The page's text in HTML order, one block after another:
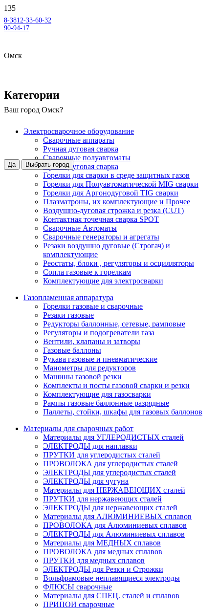
8-3812-33-60-32
90-94-17
Омск
Ваш город Омск?
Да Выбрать город
Категории
Электросварочное оборудование
Сварочные аппараты
Ручная дуговая сварка
Сварочные полуавтоматы
Аргонодуговая сварка
Горелки для сварки в среде защитных газов
Горелки для Полуавтоматической MIG сварки
Горелки для Аргонодуговой TIG сварки
Плазматроны, их комплектующие и Прочее
Воздушно-дуговая строжка и резка (CUT)
Контактная точечная сварка SPOT
Сварочные Автоматы
Сварочные генераторы и агрегаты
Резаки воздушно дуговые (Строгач) и
комплектующие
Реостаты, блоки , регуляторы и осцилляторы
Сопла газовые к горелкам
Комплектующие для электросварки
Газопламенная аппаратура
Горелки газовые и сварочные
Резаки газовые
Редукторы баллонные, сетевые, рамповые
Регуляторы и подогреватели газа
Вентили, клапаны и затворы
Газовые баллоны
Рукава газовые и пневматические
Манометры для редукторов
Машины газовой резки
Комплекты и посты газовой сварки и резки
Комплектующие для газосварки
Рампы газовые баллонные разрядные
Паллеты, стойки, шкафы для газовых баллонов
Материалы для сварочных работ
Материалы для УГЛЕРОДИСТЫХ сталей
ЭЛЕКТРОДЫ для наплавки
ПРУТКИ для углеродистых сталей
ПРОВОЛОКА для углеродистых сталей
ЭЛЕКТРОДЫ для углеродистых сталей
ЭЛЕКТРОДЫ для чугуна
Материалы для НЕРЖАВЕЮЩИХ сталей
ПРУТКИ для нержавеющих сталей
ЭЛЕКТРОДЫ для нержавеющих сталей
Материалы для АЛЮМИНИЕВЫХ сплавов
ПРОВОЛОКА для Алюминиевых сплавов
ЭЛЕКТРОДЫ для Алюминиевых сплавов
Материалы для МЕДНЫХ сплавов
ПРОВОЛОКА для медных сплавов
ПРУТКИ для медных сплавов
ЭЛЕКТРОДЫ для Резки и Строжки
Вольфрамовые неплавящиеся электроды
ФЛЮСЫ сварочные
Материалы для СПЕЦ. сталей и сплавов
ПРИПОИ сварочные